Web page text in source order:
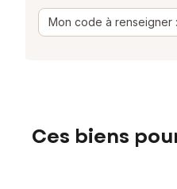
Mon code à renseigner :
Ces biens